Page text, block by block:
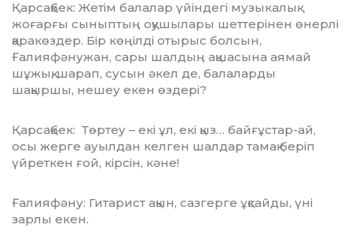
Қар­сақ­бек: Жетім балалар үйіндегі музыкалық
жоғарғы сыныптың оқушы­лары шеттерінен өнерлі
қаракөздер. Бір көңілді отырыс болсын,
Ғалияфәнужан, сары шалдың ақша­сына аямай
шұжық, шарап, сусын әкел де, балаларды
шақыршы, нешеу екен өздері?
Қарсақбек: Төртеу – екі ұл, екі қыз… бай­ғұс­тар-ай,
осы жерге ауылдан келген шалдар тамақ беріп
үйреткен ғой, кірсін, кәне!
Ғалияфәну: Гитарист ақын, сазгерге ұқсайды, үні
зарлы екен.